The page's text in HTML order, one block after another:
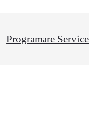
Programare Service